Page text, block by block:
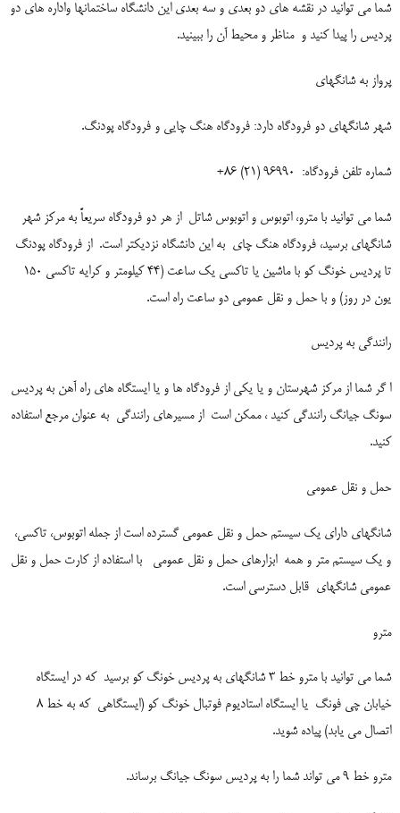
شما می توانید در نقشه های دو بعدی و سه بعدی این دانشگاه ساختمانها واداره های دو
پردیس را پیدا کنید و مناظر و محیط آن را ببینید.
پرواز به شانگهای
شهر شانگهای دو فرودگاه دارد: فرودگاه هنگ چایی و فرودگاه پودنگ.
شماره تلفن فرودگاه: 96990 (21) 86+
شما می توانید با مترو، اتوبوس و اتوبوس شاتل از هر دو فرودگاه سریعاً به مرکز شهر
شانگهای برسید، فرودگاه هنگ چای به این دانشگاه نزدیکتر است. از فرودگاه پودنگ
تا پردیس خونگ کو با ماشین یا تاکسی یک ساعت (44 کیلومتر و کرایه تاکسی 150
یون در روز) و با حمل و نقل عمومی دو ساعت راه است.
رانندگی به پردیس
ا گر شما از مرکز شهرستان و یا یکی از فرودگاه ها و یا ایستگاه های راه آهن به پردیس
سونگ جیانگ رانندگی کنید ، ممکن است از مسیرهای رانندگی به عنوان مرجع استفاده
کنید.
حمل و نقل عمومی
شانگهای دارای یک سیستم حمل و نقل عمومی گسترده است از جمله اتوبوس، تاکسی،
و یک سیستم متر و همه ابزارهای حمل و نقل عمومی
با استفاده از کارت حمل و نقل
عمومی شانگهای قابل دسترسی است.
مترو
شما می توانید با مترو خط 3 شانگهای به پردیس خونگ کو برسید
که در ایستگاه
خیابان چی فونگ یا ایستگاه استادیوم فوتبال خونگ کو (ایستگاهی
که به خط 8
اتصال می یابد) پیاده شوید.
مترو خط 9 می تواند شما را به پردیس سونگ جیانگ برساند.